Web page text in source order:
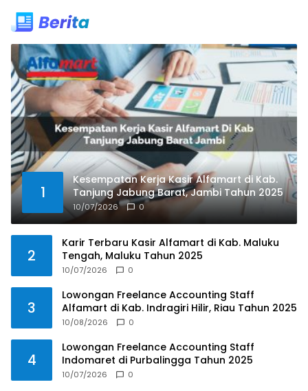
1
Kesempatan Kerja Kasir Alfamart di Kab.
Tanjung Jabung Barat, Jambi Tahun 2025
10/07/2026 0
2
Karir Terbaru Kasir Alfamart di Kab. Maluku
Tengah, Maluku Tahun 2025
10/07/2026 0
3
Lowongan Freelance Accounting Staff
Alfamart di Kab. Indragiri Hilir, Riau Tahun 2025
10/08/2026 0
4
Lowongan Freelance Accounting Staff
Indomaret di Purbalingga Tahun 2025
10/07/2026 0